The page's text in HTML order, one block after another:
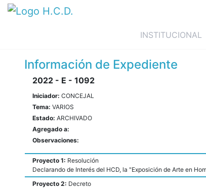
INSTITUCIONAL
Información de Expediente
2022 - E - 1092
Iniciador: CONCEJAL
Tema: VARIOS
Estado: ARCHIVADO
Agregado a:
Observaciones:
Proyecto 1: Resolución
Declarando de Interés del HCD, la "Exposición de Arte en
Proyecto 2: Decreto